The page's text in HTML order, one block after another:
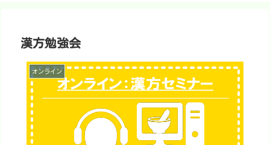
漢方勉強会
オンライン